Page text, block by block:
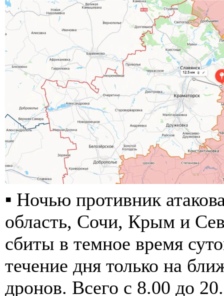
▪️ Ночью противник
область, Сочи, Крым и
сбиты в темное время
течение дня только на
дронов. Всего с 8.00 до